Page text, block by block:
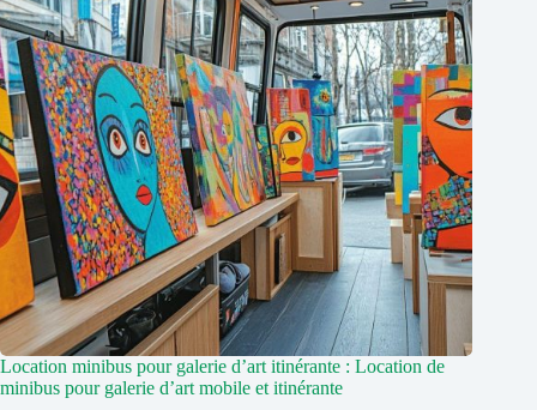
Location minibus pour galerie d’art itinérante : Location de
minibus pour galerie d’art mobile et itinérante